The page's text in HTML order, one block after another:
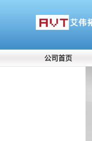
公司首页